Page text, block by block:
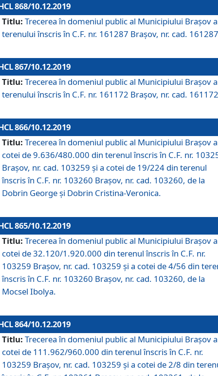
868/10.12.2019
Titlu: Trecerea în domeniul public al Municipiului Braşov a
terenului înscris în C.F. nr. 161287 Brașov, nr. cad.
867/10.12.2019
Titlu: Trecerea în domeniul public al Municipiului Braşov a
terenului înscris în C.F. nr. 161172 Brașov, nr. cad.
866/10.12.2019
Titlu: Trecerea în domeniul public al Municipiului Braşov a
cotei de 9.636/480.000 din terenul înscris în C.F. nr.
Brașov, nr. cad. 103259 și a cotei de 19/224 din terenul
înscris în C.F. nr. 103260 Brașov, nr. cad. 103260, de la
Dobrin George și Dobrin Cristina-Veronica.
865/10.12.2019
Titlu: Trecerea în domeniul public al Municipiului Braşov a
cotei de 32.120/1.920.000 din terenul înscris în C.F. nr.
103259 Brașov, nr. cad. 103259 și a cotei de 4/56 din
înscris în C.F. nr. 103260 Brașov, nr. cad. 103260, de la
Mocsel Ibolya.
864/10.12.2019
Titlu: Trecerea în domeniul public al Municipiului Braşov a
cotei de 111.962/960.000 din terenul înscris în C.F. nr.
103259 Brașov, nr. cad. 103259 și a cotei de 2/8 din